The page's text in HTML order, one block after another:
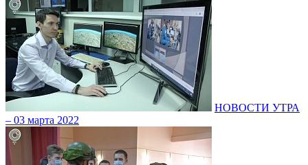
НОВОСТИ УТРА
– 03 марта 2022